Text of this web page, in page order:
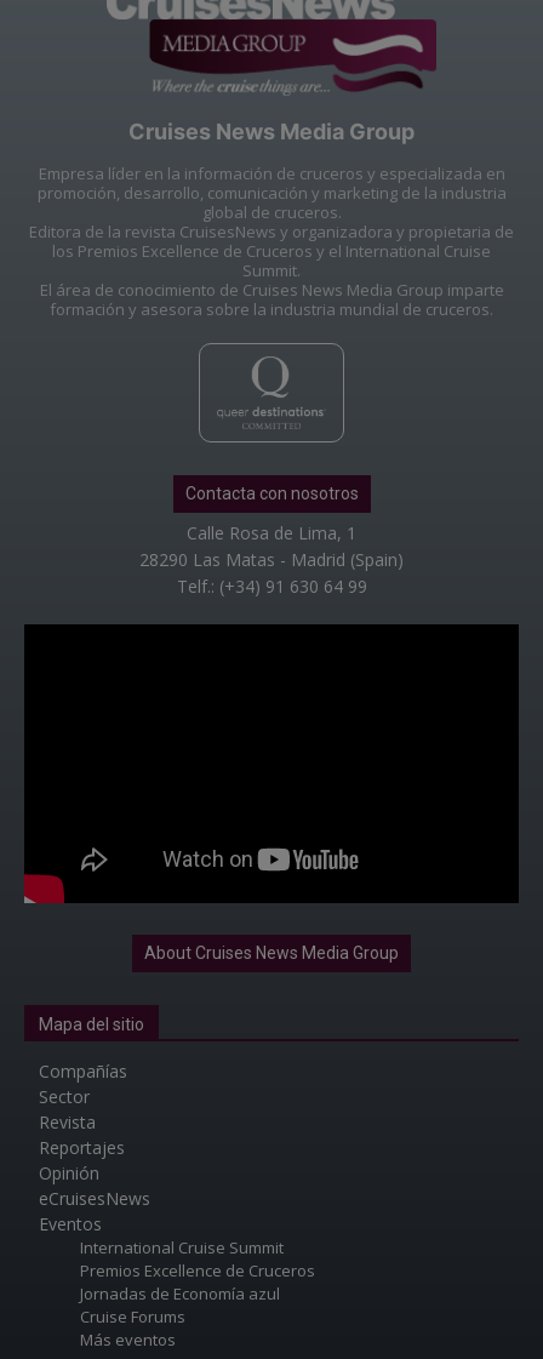
Cruises News Media Group
Empresa líder en la información de cruceros y especializada en
promoción, desarrollo, comunicación y marketing de la industria
global de cruceros.
Editora de la revista CruisesNews y organizadora y propietaria de
los Premios Excellence de Cruceros y el International Cruise
Summit.
El área de conocimiento de Cruises News Media Group imparte
formación y asesora sobre la industria mundial de cruceros.
Contacta con nosotros
Calle Rosa de Lima, 1
28290 Las Matas - Madrid (Spain)
Telf.: (+34) 91 630 64 99
About Cruises News Media Group
Mapa del sitio
Compañías
Sector
Revista
Reportajes
Opinión
eCruisesNews
Eventos
International Cruise Summit
Premios Excellence de Cruceros
Jornadas de Economía azul
Cruise Forums
Más eventos